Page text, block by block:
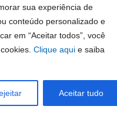
sua experiência de
conteúdo personalizado e
em “Aceitar todos”, você
Clique aqui e saiba
Aceitar tudo